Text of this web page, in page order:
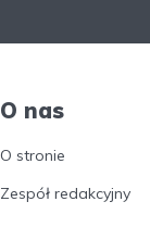
O nas
O stronie
Zespół redakcyjny